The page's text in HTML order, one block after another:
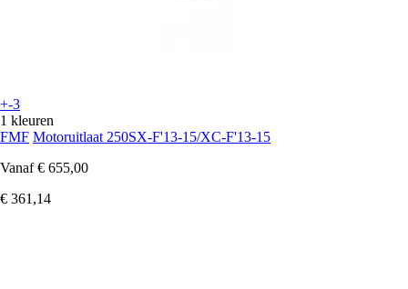
+-3
1 kleuren
FMF Motoruitlaat 250SX-F'13-15/XC-F'13-15
Vanaf € 655,00
€ 361,14